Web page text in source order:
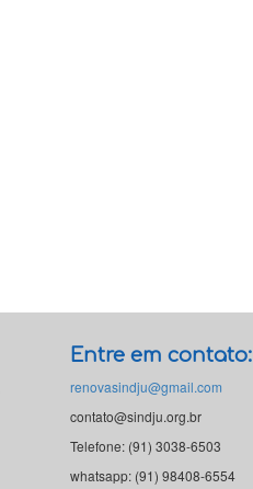
Entre em contato:
renovasindju@gmail.com
contato@sindju.org.br
Telefone: (91) 3038-6503
whatsapp: (91) 98408-6554